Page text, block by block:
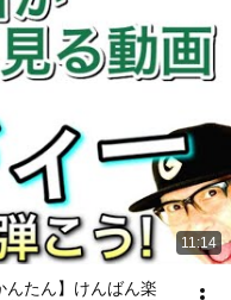
11:14
たん】けんばん楽